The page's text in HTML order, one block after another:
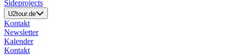
Sideprojects
U2tour.de
Kontakt
Newsletter
Kalender
Kontakt